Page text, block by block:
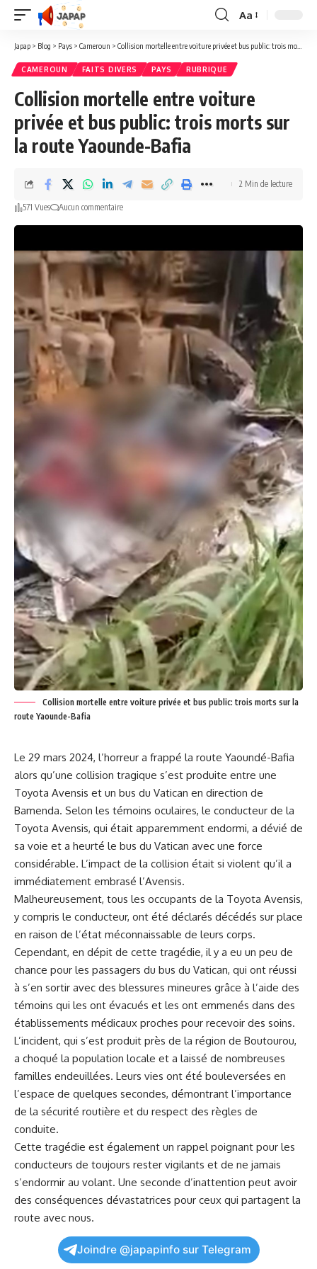
Redimensionner
la
Aa
Japap > Blog > Pays > Cameroun > Collision mortelle entre voiture privée et bus public: trois morts sur la route Yaounde-Bafia
CAMEROUN FAITS DIVERS PAYS RUBRIQUE
Collision mortelle entre voiture
privée et bus public: trois morts sur
la route Yaounde-Bafia
571 Vues Aucun commentaire
2 Min de lecture
Collision mortelle entre voiture privée et bus public: trois morts sur la
route Yaounde-Bafia
Le 29 mars⁣ 2024, l’horreur ⁣a frappé la route Yaoundé-Bafia
alors qu’une collision tragique s’est produite entre une
Toyota Avensis ⁣et​ un bus du Vatican en direction de
Bamenda. Selon les ​témoins oculaires, ⁢le conducteur de la
Toyota⁢ Avensis, qui était apparemment endormi, a dévié de
sa voie et a heurté le bus du ⁣Vatican avec⁤ une force
‌considérable. L’impact de la collision était si⁢ violent qu’il a
immédiatement​ embrasé l’Avensis.
Malheureusement, tous les occupants de la ‍Toyota Avensis,
y compris‌ le conducteur,‌ ont été déclarés ‌décédés sur place
en raison de l’état⁣ méconnaissable de leurs corps.
Cependant, en dépit de cette tragédie, il y a eu un peu ‍de
chance pour les passagers du bus du Vatican, ⁤qui ont réussi
à s’en sortir ‌avec des ⁤blessures mineures grâce à‍ l’aide des
témoins qui les ​ont‍ évacués et les ont emmenés⁣ dans des
établissements⁣ médicaux proches pour recevoir des soins.
L’incident, qui s’est produit‌ près de‌ la ⁢région ⁤de Boutourou,
a choqué la population locale et a laissé de nombreuses
familles endeuillées. Leurs ‍vies ont été bouleversées en
l’espace de quelques secondes, démontrant l’importance
de la‍ sécurité ‌ routière et du respect des règles de
conduite.
Cette tragédie est également un rappel poignant pour les​
conducteurs ‍de toujours rester‌ vigilants et de ne jamais
s’endormir au volant. Une seconde d’inattention peut avoir
des ​conséquences dévastatrices pour ceux qui partagent⁤ la
route avec nous.
Joindre @japapinfo sur Telegram